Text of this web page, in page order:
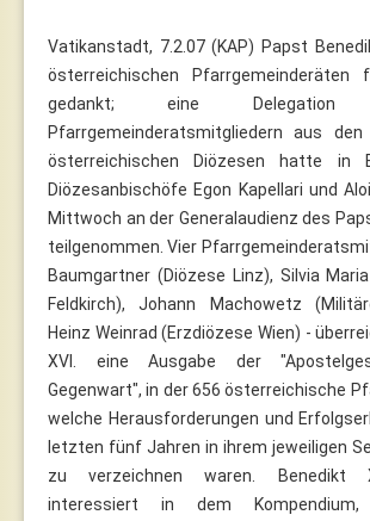
Vatikanstadt, 7.2.07 (KAP) Papst
österreichischen
gedankt; eine
Pfarrgemeinderatsmitgliedern aus den
österreichischen Diözesen hatte in
Diözesanbischöfe Egon Kapellari und
Mittwoch an der Generalaudienz des
teilgenommen. Vier
Baumgartner (Diözese Linz), Silvia
Feldkirch), Johann Machowetz
Heinz Weinrad (Erzdiözese Wien) -
XVI. eine Ausgabe der
Gegenwart", in der 656 österreichische
welche Herausforderungen und
letzten fünf Jahren in ihrem jeweiligen
zu verzeichnen waren. Benedikt
interessiert in dem